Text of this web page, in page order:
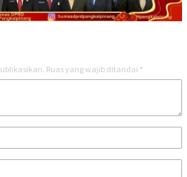
Ruas yang wajib ditandai *